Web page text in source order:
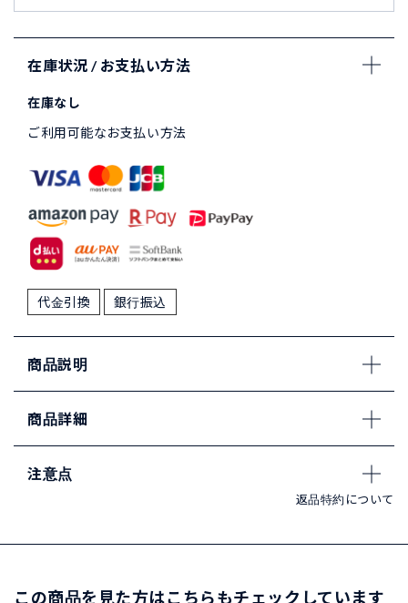
在庫状況 / お支払い方法
在庫なし
ご利用可能なお支払い方法
代金引換 銀行振込
商品説明
商品詳細
注意点
返品特約について
この商品を見た方はこちらもチェックしています